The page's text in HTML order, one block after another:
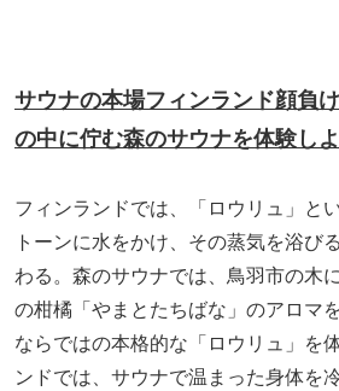
サウナの本場フィンランド顔負
の中に佇む森のサウナを体験しよ
フィンランドでは、「ロウリュ」と
トーンに水をかけ、その蒸気を浴び
わる。森のサウナでは、鳥羽市の木
の柑橘「やまとたちばな」のアロマ
ならではの本格的な「ロウリュ」を
ンドでは、サウナで温まった身体を